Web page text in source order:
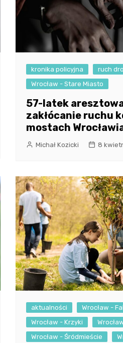
kronika policyjna
ruch
Wrocław - Stare Miasto
57-latek
zakłócanie ruchu
mostach
Michał Kozicki 8
aktualności
Wrocław -
Wrocław - Krzyki
Wrocław - Śródmieście